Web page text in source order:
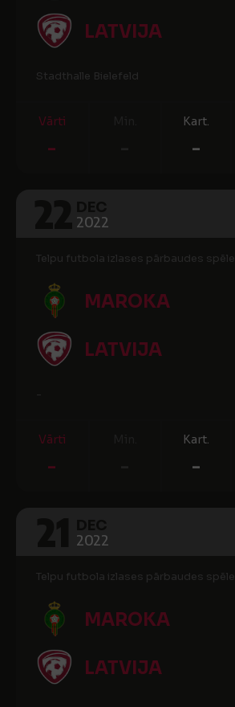
LATVIJA
Stadthalle Bielefeld
Vārti
-
Kart.
-
2022
Telpu futbola izlases pārbaudes spēle
MAROKA
LATVIJA
-
Vārti
-
Kart.
-
2022
Telpu futbola izlases pārbaudes spēle
MAROKA
LATVIJA